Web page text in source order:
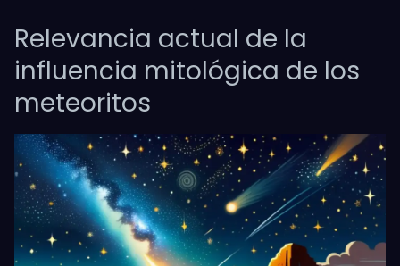
Relevancia actual de la
influencia mitológica de los
meteoritos